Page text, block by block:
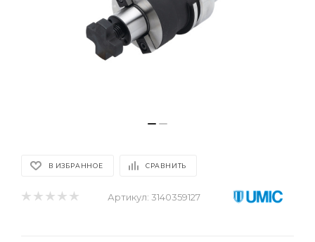
В ИЗБРАННОЕ СРАВНИТЬ
Артикул: 3140359127